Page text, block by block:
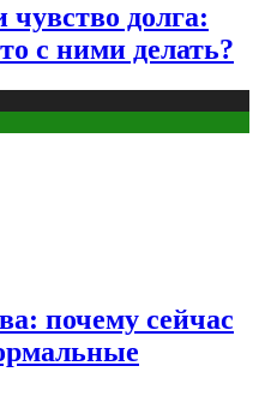
долга:
с ними делать?
почему сейчас